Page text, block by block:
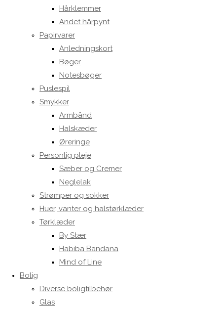
Hårklemmer
Andet hårpynt
Papirvarer
Anledningskort
Bøger
Notesbøger
Puslespil
Smykker
Armbånd
Halskæder
Øreringe
Personlig pleje
Sæber og Cremer
Neglelak
Strømper og sokker
Huer, vanter og halstørklæder
Tørklæder
By Stær
Habiba Bandana
Mind of Line
Bolig
Diverse boligtilbehør
Glas